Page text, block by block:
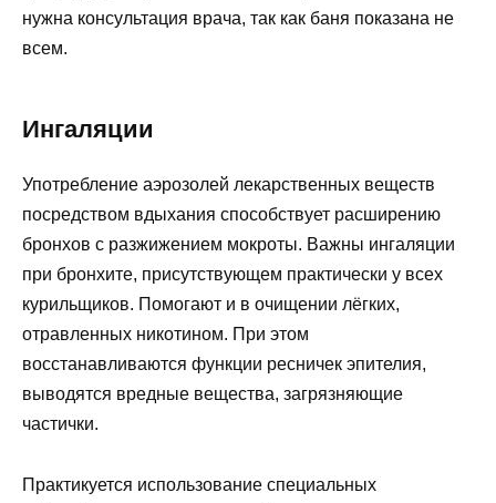
нужна консультация врача, так как баня показана не
всем.
Ингаляции
Употребление аэрозолей лекарственных веществ
посредством вдыхания способствует расширению
бронхов с разжижением мокроты. Важны ингаляции
при бронхите, присутствующем практически у всех
курильщиков. Помогают и в очищении лёгких,
отравленных никотином. При этом
восстанавливаются функции ресничек эпителия,
выводятся вредные вещества, загрязняющие
частички.
Практикуется использование специальных